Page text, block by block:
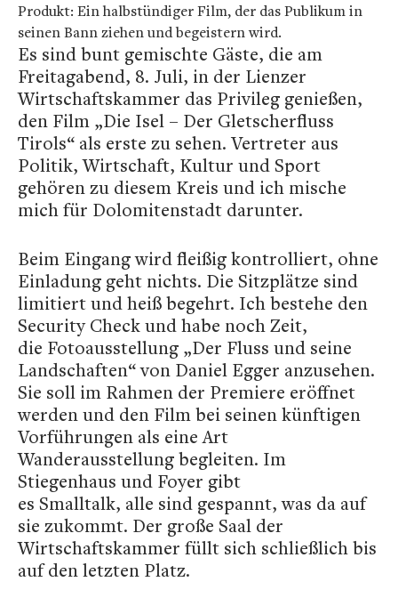
Produkt: Ein halbstündiger Film, der das Publikum in
seinen Bann ziehen und begeistern wird.
Es sind bunt gemischte Gäste, die am
Freitagabend, 8. Juli, in der Lienzer
Wirtschaftskammer das Privileg genießen,
den Film „Die Isel – Der Gletscherfluss
Tirols“ als erste zu sehen. Vertreter aus
Politik, Wirtschaft, Kultur und Sport
gehören zu diesem Kreis und ich mische
mich für Dolomitenstadt darunter.
Beim Eingang wird fleißig kontrolliert, ohne
Einladung geht nichts. Die Sitzplätze sind
limitiert und heiß begehrt. Ich bestehe den
Security Check und habe noch Zeit,
die Fotoausstellung „Der Fluss und seine
Landschaften“ von Daniel Egger anzusehen.
Sie soll im Rahmen der Premiere eröffnet
werden und den Film bei seinen künftigen
Vorführungen als eine Art
Wanderausstellung begleiten. Im
Stiegenhaus und Foyer gibt
es Smalltalk, alle sind gespannt, was da auf
sie zukommt. Der große Saal der
Wirtschaftskammer füllt sich schließlich bis
auf den letzten Platz.